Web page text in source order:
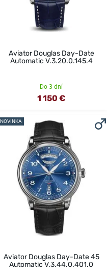
Aviator Douglas Day-Date
Automatic V.3.20.0.145.4
Do 3 dní
1 150 €
NOVINKA
Aviator Douglas Day-Date 45
Automatic V.3.44.0.401.0